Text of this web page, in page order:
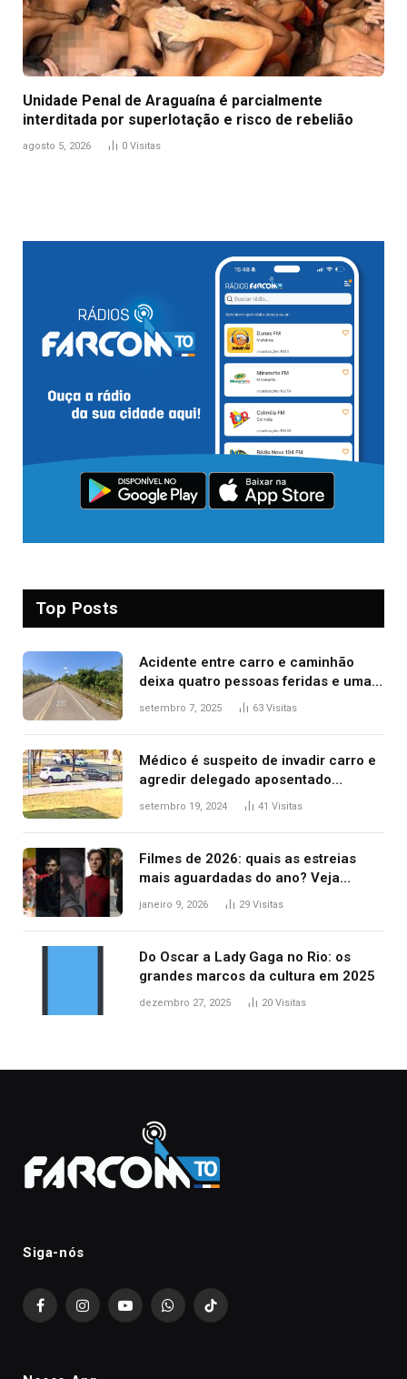
Unidade Penal de Araguaína é parcialmente
interditada por superlotação e risco de rebelião
agosto 5, 2026 0 Visitas
Top Posts
Acidente entre carro e caminhão
deixa quatro pessoas feridas e uma
mulher morta na TO-070
setembro 7, 2025 63 Visitas
Médico é suspeito de invadir carro e
agredir delegado aposentado
durante confusão no trânsito
setembro 19, 2024 41 Visitas
Filmes de 2026: quais as estreias
mais aguardadas do ano? Veja
principais lançamentos do cinema
janeiro 9, 2026 29 Visitas
Do Oscar a Lady Gaga no Rio: os
grandes marcos da cultura em 2025
dezembro 27, 2025 20 Visitas
Siga-nós
FacebookInstagramYouTubeWhatsAppTikTok